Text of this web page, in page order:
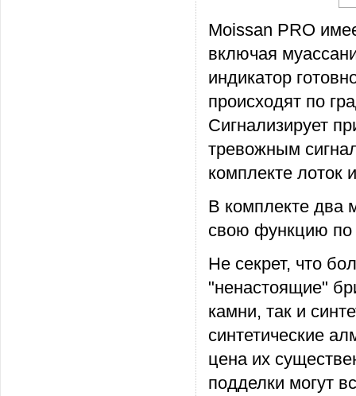
Moissan PRO
включая
индикатор
происходят по
Сигнализирует
тревожным
комплекте лоток
В комплекте два
свою функцию по
Не секрет, что
"ненастоящие"
камни, так и
синтетические
цена их
подделки могут